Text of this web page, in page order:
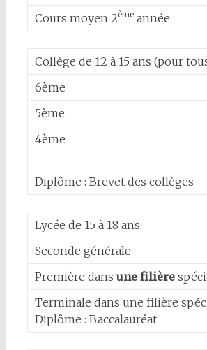
Cours moyen 2èmeannée
Collège de 12 à 15 ans (pour
6ème
5ème
4ème
Diplôme : Brevet des collèges
Lycée de 15 à 18 ans
Seconde générale
Première dans une filière
Terminale dans une filière
Diplôme : Baccalauréat